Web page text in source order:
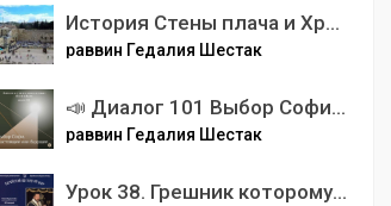
История Стены плача и Храмовой горы.
раввин Гедалия Шестак
📣 Диалог 101 Выбор Софи. Настоящее или будущее.
раввин Гедалия Шестак
Урок 38. Грешник которому плохо